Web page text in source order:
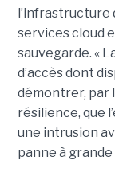
l’infrastructure
services cloud
sauvegarde. «
d’accès dont
démontrer, par
résilience, que
une intrusion
panne à